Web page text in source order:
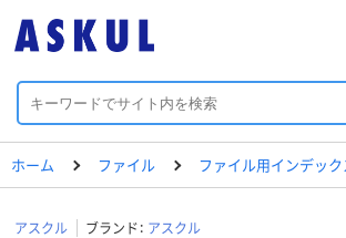
ホーム ファイル ファイル用インデック
アスクル ブランド： アスクル